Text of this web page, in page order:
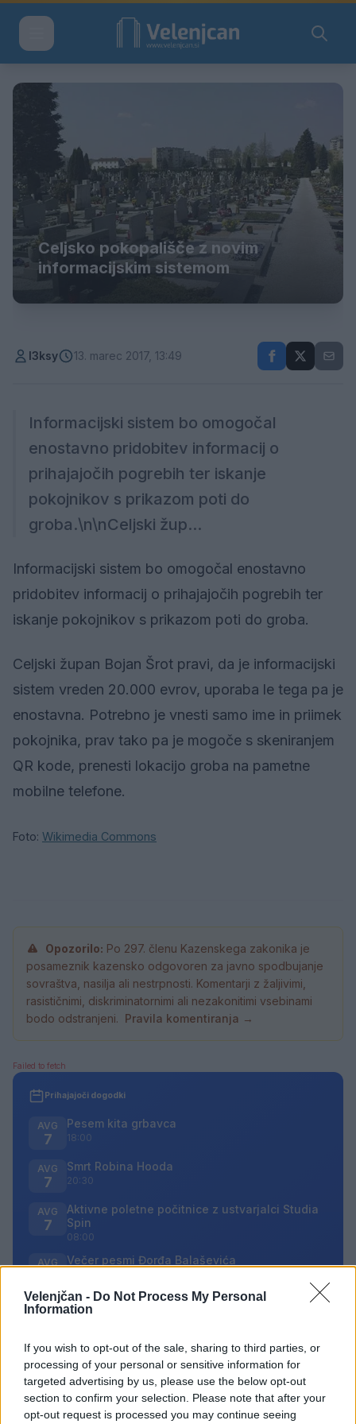
Velenjčan - Do Not Process My Personal
Information
If you wish to opt-out of the sale, sharing to third parties, or
processing of your personal or sensitive information for
targeted advertising by us, please use the below opt-out
section to confirm your selection. Please note that after your
opt-out request is processed you may continue seeing
Celjsko pokopališče z novim
informacijskim sistemom
l3ksy 13. marec 2017, 13:49
Informacijski sistem bo omogočal
enostavno pridobitev informacij o
prihajajočih pogrebih ter iskanje
pokojnikov s prikazom poti do
groba.\n\nCeljski žup...
Informacijski sistem bo omogočal enostavno
pridobitev informacij o prihajajočih pogrebih ter
iskanje pokojnikov s prikazom poti do groba.
Celjski župan Bojan Šrot pravi, da je informacijski
sistem vreden 20.000 evrov, uporaba le tega pa je
enostavna. Potrebno je vnesti samo ime in priimek
pokojnika, prav tako pa je mogoče s skeniranjem
QR kode, prenesti lokacijo groba na pametne
mobilne telefone.
Foto: Wikimedia Commons
Opozorilo: Po 297. členu Kazenskega zakonika je
posameznik kazensko odgovoren za javno spodbujanje
sovraštva, nasilja ali nestrpnosti. Komentarji z žaljivimi,
rasističnimi, diskriminatornimi ali nezakonitimi vsebinami
bodo odstranjeni. Pravila komentiranja →
Failed to fetch
Prihajajoči dogodki
AVG
7
Pesem kita grbavca
18:00
AVG
7
Smrt Robina Hooda
20:30
AVG
7
Aktivne poletne počitnice z ustvarjalci Studia
Spin
08:00
AVG Večer pesmi Đorđa Balaševića
Najbolj brano
1
Pretep v gostinskem lokalu v Velenju: 46-letnik